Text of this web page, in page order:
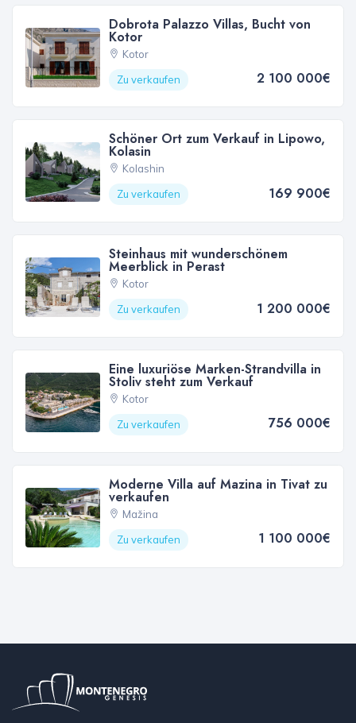
Dobrota Palazzo Villas, Bucht von
Kotor
Kotor
Zu verkaufen
2 100 000€
Schöner Ort zum Verkauf in Lipowo,
Kolasin
Kolashin
Zu verkaufen
169 900€
Steinhaus mit wunderschönem
Meerblick in Perast
Kotor
Zu verkaufen
1 200 000€
Eine luxuriöse Marken-Strandvilla in
Stoliv steht zum Verkauf
Kotor
Zu verkaufen
756 000€
Moderne Villa auf Mazina in Tivat zu
verkaufen
Mažina
Zu verkaufen
1 100 000€